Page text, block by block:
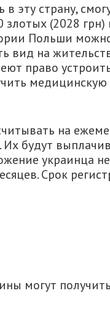
эту страну,
(2028 грн)
Польши
вид на
право
на
будут
украинца
Срок
могут